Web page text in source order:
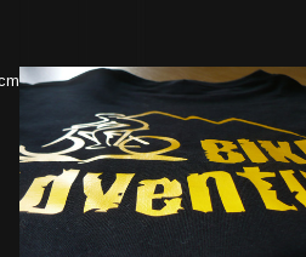
60cmXL45,5cm/62cmXXL47,5cm/64cm